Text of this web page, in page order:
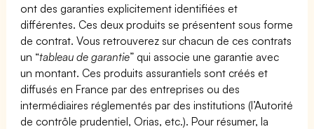
ont des garanties explicitement identifiées et
différentes. Ces deux produits se présentent sous forme
de contrat. Vous retrouverez sur chacun de ces contrats
un “tableau de garantie” qui associe une garantie avec
un montant. Ces produits assurantiels sont créés et
diffusés en France par des entreprises ou des
intermédiaires réglementés par des institutions (l’Autorité
de contrôle prudentiel, Orias, etc.). Pour résumer, la